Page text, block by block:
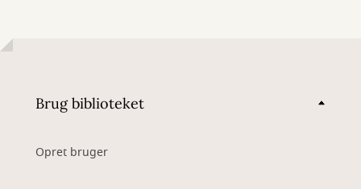
Brug biblioteket
Opret bruger